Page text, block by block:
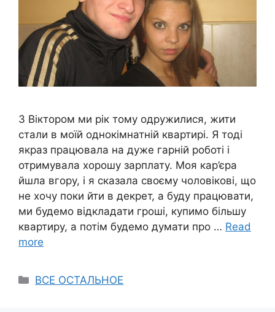
З Віктором ми рік тому одружилися, жити
стали в моїй однокімнатній квартирі. Я тоді
якраз працювала на дуже гарній роботі і
отримувала хорошу зарплату. Моя кар’єра
йшла вгору, і я сказала своєму чоловікові, що
не хочу поки йти в декрет, а буду працювати,
ми будемо відкладати гроші, купимо більшу
квартиру, а потім будемо думати про … Read
more
Categories
ВСЕ ОСТАЛЬНОЕ